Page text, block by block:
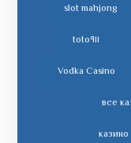
slot mahjong
toto٩١١
Vodka Casino
все
казино